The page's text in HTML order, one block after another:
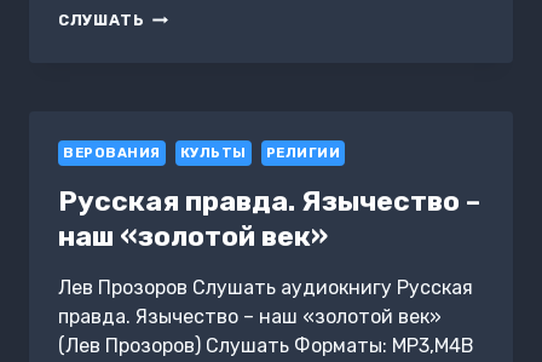
СЛУШАТЬ ПРАВОСЛАВНАЯ
ВЕРОВАНИЯ КУЛЬТЫ РЕЛИГИИ
Русская правда. Язычество –
наш «золотой век»
Лев Прозоров Слушать аудиокнигу Русская
правда. Язычество – наш «золотой век»
(Лев Прозоров) Слушать Форматы: MP3,M4B